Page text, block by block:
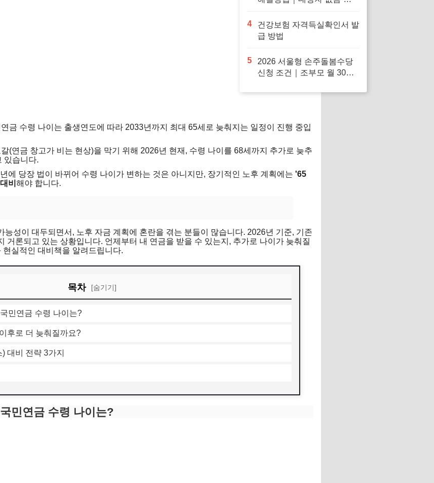
금 수령 나이는 출생연도에 따라 2033년까지 최대 65세로 늦춰지는 일정이 진행 중입
(연금 창고가 비는 현상)을 막기 위해 2026년 현재, 수령 나이를 68세까지 추가로 늦추
있습니다.
에 당장 법이 바뀌어 수령 나이가 변하는 것은 아니지만, 장기적인 노후 계획에는 '65
비 해야 합니다.
능성이 대두되면서, 노후 자금 계획에 혼란을 겪는 분들이 많습니다. 2026년 기준, 기존
거론되고 있는 상황입니다. 언제부터 내 연금을 받을 수 있는지, 추가로 나이가 늦춰질
실적인 대비책을 알려드립니다.
목차 [숨기기]
민연금 수령 나이는?
후로 더 늦춰질까요?
대비 전략 3가지
민연금 수령 나이는?
4
건강보험 자격득실확인서 발
급 방법
5
2026 서울형 손주돌봄수당
신청 조건｜조부모 월 30만